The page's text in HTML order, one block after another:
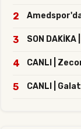
2
3 SON
4 CANLI |
5 CANLI |